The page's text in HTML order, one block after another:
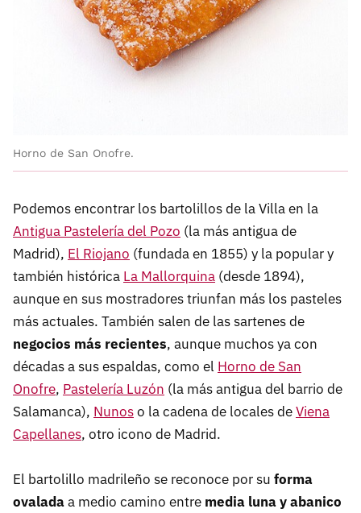
Horno de San Onofre.
Podemos encontrar los bartolillos de la Villa en la
Antigua Pastelería del Pozo (la más antigua de
Madrid), El Riojano (fundada en 1855) y la popular y
también histórica La Mallorquina (desde 1894),
aunque en sus mostradores triunfan más los pasteles
más actuales. También salen de las sartenes de
negocios más recientes, aunque muchos ya con
décadas a sus espaldas, como el Horno de San
Onofre, Pastelería Luzón (la más antigua del barrio de
Salamanca), Nunoso la cadena de locales deViena
Capellanes, otro icono de Madrid.
El bartolillo madrileño se reconoce por su forma
ovaladaa medio camino entre media luna y abanico